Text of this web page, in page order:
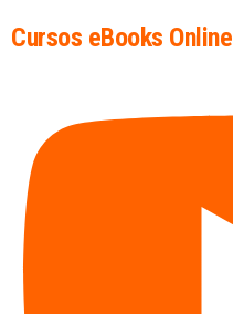
Cursos eBooks Online